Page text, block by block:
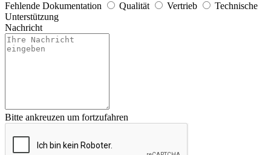
Fehlende Dokumentation
Qualität Vertrieb
Technische
Unterstützung
Nachricht
Bitte ankreuzen um fortzufahren